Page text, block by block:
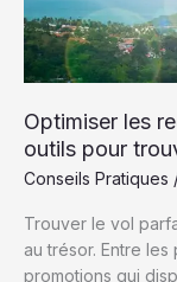
régionales
Optimiser les
outils pour
Conseils Pratiques
Trouver le vol
au trésor. Entre
promotions qui